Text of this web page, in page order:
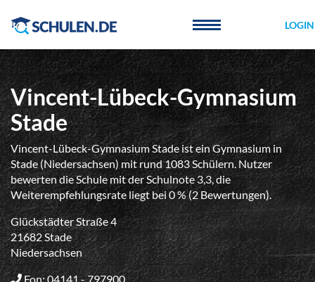
LOGIN
Vincent-Lübeck-Gymnasium
Stade
Vincent-Lübeck-Gymnasium Stade ist ein Gymnasium in
Stade (Niedersachsen) mit rund 1083 Schülern. Nutzer
bewerten die Schule mit der Schulnote 3,3, die
Weiterempfehlungsrate liegt bei 0 % (2 Bewertungen).
Glückstädter Straße 4
21682 Stade
Niedersachsen
Fon: 04141 - 797900